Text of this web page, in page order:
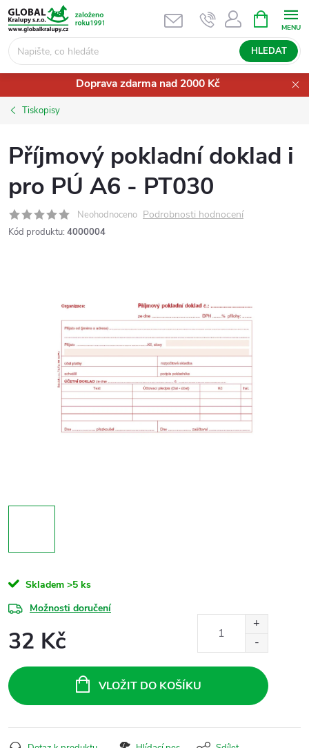
Přejít
na
obsah
HLEDAT
NÁKUPNÍ
KOŠÍK
Doprava zdarma nad 2000 Kč
Tiskopisy
Příjmový pokladní doklad i
pro PÚ A6 - PT030
Neohodnoceno Podrobnosti hodnocení
Kód produktu: 4000004
Skladem >5 ks
Možnosti doručení
32 Kč
cena:
VLOŽIT DO KOŠÍKU